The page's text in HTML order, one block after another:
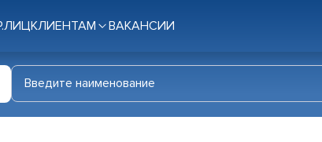
КЛИЕНТАМ ВАКАНСИИ